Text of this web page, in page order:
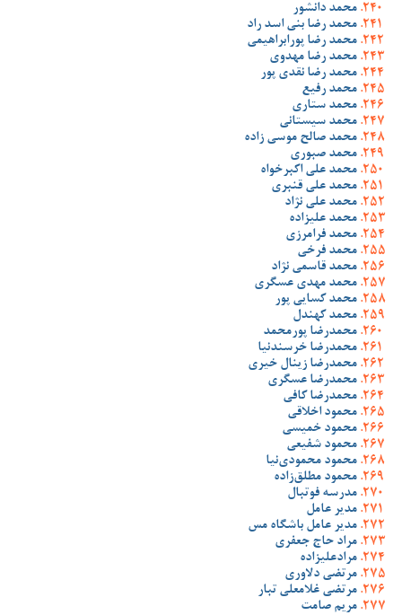
محمد دانشور
محمد رضا بنی اسد راد
محمد رضا پورابراهیمی
محمد رضا مهدوی
محمد رضا نقدی پور
محمد رفیع
محمد ستاری
محمد سیستانی
محمد صالح موسی زاده
محمد صبوری
محمد علی اکبرخواه
محمد علی قنبری
محمد علی نژاد
محمد علیزاده
محمد فرامرزی
محمد فرخی
محمد قاسمی نژاد
محمد مهدی عسگری
محمد کسایی پور
محمد کهندل
محمدرضا پورمحمد
محمدرضا خرسندنیا
محمدرضا زینال خیری
محمدرضا عسگری
محمدرضا کافی
محمود اخلاقی
محمود خمیسی
محمود شفیعی
محمود محمودی‌نیا
محمود مطلق‌زاده
مدرسه فوتبال
مدیر عامل
مدیر عامل باشگاه مس
مراد حاج جعفری
مرادعلیزاده
مرتضی دلاوری
مرتضی غلامعلی تبار
مریم صامت